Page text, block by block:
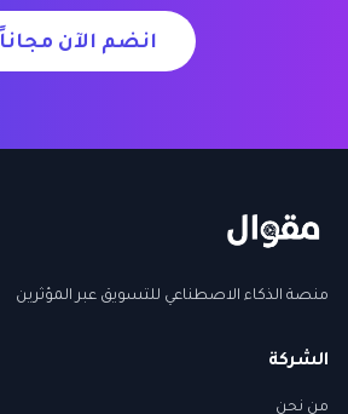
انضم الآن مجاناً
منصة الذكاء الاصطناعي للتسويق عبر المؤثرين
الشركة
من نحن